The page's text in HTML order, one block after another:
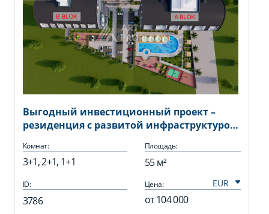
Выгодный инвестиционный проект –
резиденция с развитой инфраструктурой
Комнат:
3+1, 2+1, 1+1
Площадь:
55 м²
ID:
3786
Цена:
от104 000